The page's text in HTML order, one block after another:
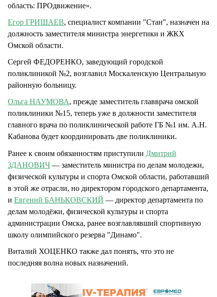
область: ПРОдвижение».
Егор ГРИШАЕВ, специалист компании "Стан", назначен на
должность заместителя министра энергетики и ЖКХ
Омской области.
Сергей ФЕДОРЕНКО, заведующий городской
поликлиникой №2, возглавил Москаленскую Центральную
районную больницу.
Ольга НАУМОВА, прежде заместитель главврача омской
поликлиники №15, теперь уже в должности заместителя
главного врача по поликлинической работе ГБ №1 им. А.Н.
Кабанова будет координировать две поликлиники.
Ранее к своим обязанностям приступили Дмитрий
ЗДАНОВИЧ — заместитель министра по делам молодежи,
физической культуры и спорта Омской области, работавший
в этой же отрасли, но директором городского департамента,
и Евгений БАНЬКОВСКИЙ — директор департамента по
делам молодёжи, физической культуры и спорта
администрации Омска, ранее возглавлявший спортивную
школу олимпийского резерва "Динамо".
Виталий ХОЦЕНКО также дал понять, что это не
последняя волна новых назначений.